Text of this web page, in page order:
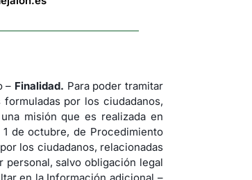
– Finalidad. Para poder tramitar
por los ciudadanos,
misión que es realizada en
de octubre, de Procedimiento
los ciudadanos, relacionadas
personal, salvo obligación legal
en la Información adicional –